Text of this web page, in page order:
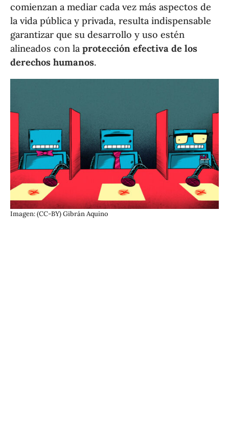
comienzan a mediar cada vez más aspectos de
la vida pública y privada, resulta indispensable
garantizar que su desarrollo y uso estén
alineados con laprotección efectiva de los
derechos humanos.
Imagen: (CC-BY) Gibrán Aquino